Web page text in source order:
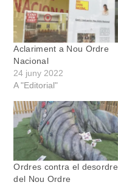
Aclariment a Nou Ordre
Nacional
24 juny 2022
A "Editorial"
Ordres contra el desordre
del Nou Ordre